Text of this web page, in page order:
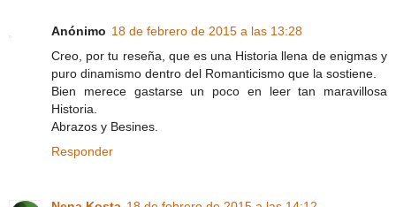
Anónimo 18 de febrero de 2015 a las 13:28
Creo, por tu reseña, que es una Historia llena de enigmas y
puro dinamismo dentro del Romanticismo que la sostiene.
Bien merece gastarse un poco en leer tan maravillosa
Historia.
Abrazos y Besines.
Responder